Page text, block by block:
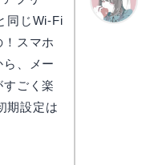
同じWi-Fi
スマホ
、メー
ごく楽
期設定は